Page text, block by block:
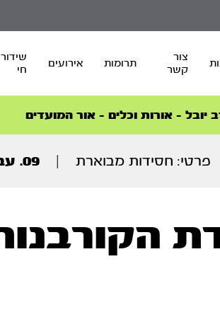
צור
קשר
תרומות אירועים
שידור
חי
הפודקאסטים
החודש – דרך המלך
– אורות וכלים – אור המועדים
הבריאות הטבעית >
הפודקאסטים
החודש – דרך המלך
פרטי: חסידות מבוארת 09. עבודת הקורבנות